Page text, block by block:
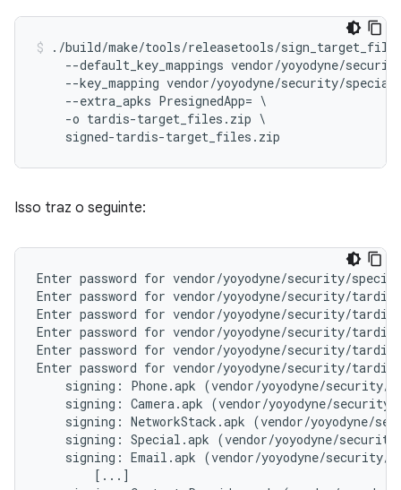
./build/make/tools/releasetools/
--default_key_mappings vendor/yoyodyne/
--key_mapping vendor/yoyodyne/security/
    --extra_apks PresignedApp= \
    -o tardis-target_files.zip \
    signed-tardis-target_files.zip
Isso traz o seguinte:
Enter password for vendor/yoyodyne/security/
Enter password for vendor/yoyodyne/security/tardis/
Enter password for vendor/yoyodyne/security/tardis/
Enter password for vendor/yoyodyne/security/
Enter password for vendor/yoyodyne/security/
Enter password for vendor/yoyodyne/security/tardis/
signing: Phone.apk (vendor/yoyodyne/security/
signing: Camera.apk (vendor/yoyodyne/
signing: NetworkStack.apk (vendor/yoyodyne/
signing: Special.apk (vendor/yoyodyne/
signing: Email.apk (vendor/yoyodyne/security/
        [...]